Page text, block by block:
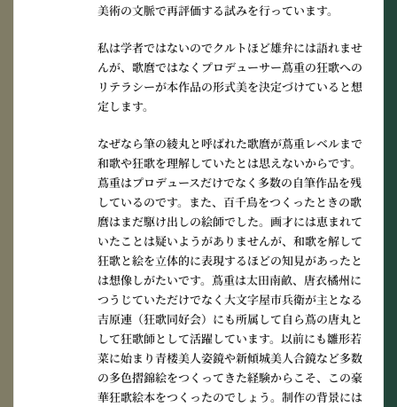
美術の文脈で再評価する試みを行っています。
私は学者ではないのでクルトほど雄弁には語れませ
んが、歌麿ではなくプロデューサー蔦重の狂歌への
リテラシーが本作品の形式美を決定づけていると想
定します。
なぜなら筆の綾丸と呼ばれた歌麿が蔦重レベルまで
和歌や狂歌を理解していたとは思えないからです。
蔦重はプロデュースだけでなく多数の自筆作品を残
しているのです。また、百千鳥をつくったときの歌
麿はまだ駆け出しの絵師でした。画才には恵まれて
いたことは疑いようがありませんが、和歌を解して
狂歌と絵を立体的に表現するほどの知見があったと
は想像しがたいです。蔦重は太田南畝、唐衣橘州に
つうじていただけでなく大文字屋市兵衛が主となる
吉原連（狂歌同好会）にも所属して自ら蔦の唐丸と
して狂歌師として活躍しています。以前にも雛形若
菜に始まり青楼美人姿鏡や新傾城美人合鏡など多数
の多色摺錦絵をつくってきた経験からこそ、この豪
華狂歌絵本をつくったのでしょう。制作の背景には